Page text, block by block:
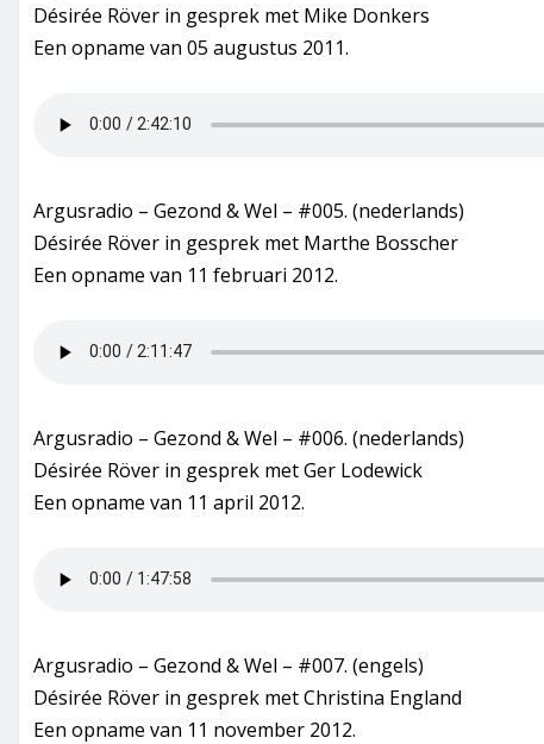
Désirée Röver in gesprek met Mike Donkers
Een opname van 05 augustus 2011.
Argusradio – Gezond & Wel – #005. (nederlands)
Désirée Röver in gesprek met Marthe Bosscher
Een opname van 11 februari 2012.
Argusradio – Gezond & Wel – #006. (nederlands)
Désirée Röver in gesprek met Ger Lodewick
Een opname van 11 april 2012.
Argusradio – Gezond & Wel – #007. (engels)
Désirée Röver in gesprek met Christina England
Een opname van 11 november 2012.